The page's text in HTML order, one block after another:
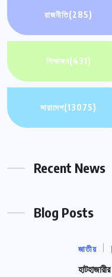
রাজনীতি(285)
শিক্ষাঙ্গন(431)
সারাদেশ(13075)
Recent News
Blog Posts
জাতীয়